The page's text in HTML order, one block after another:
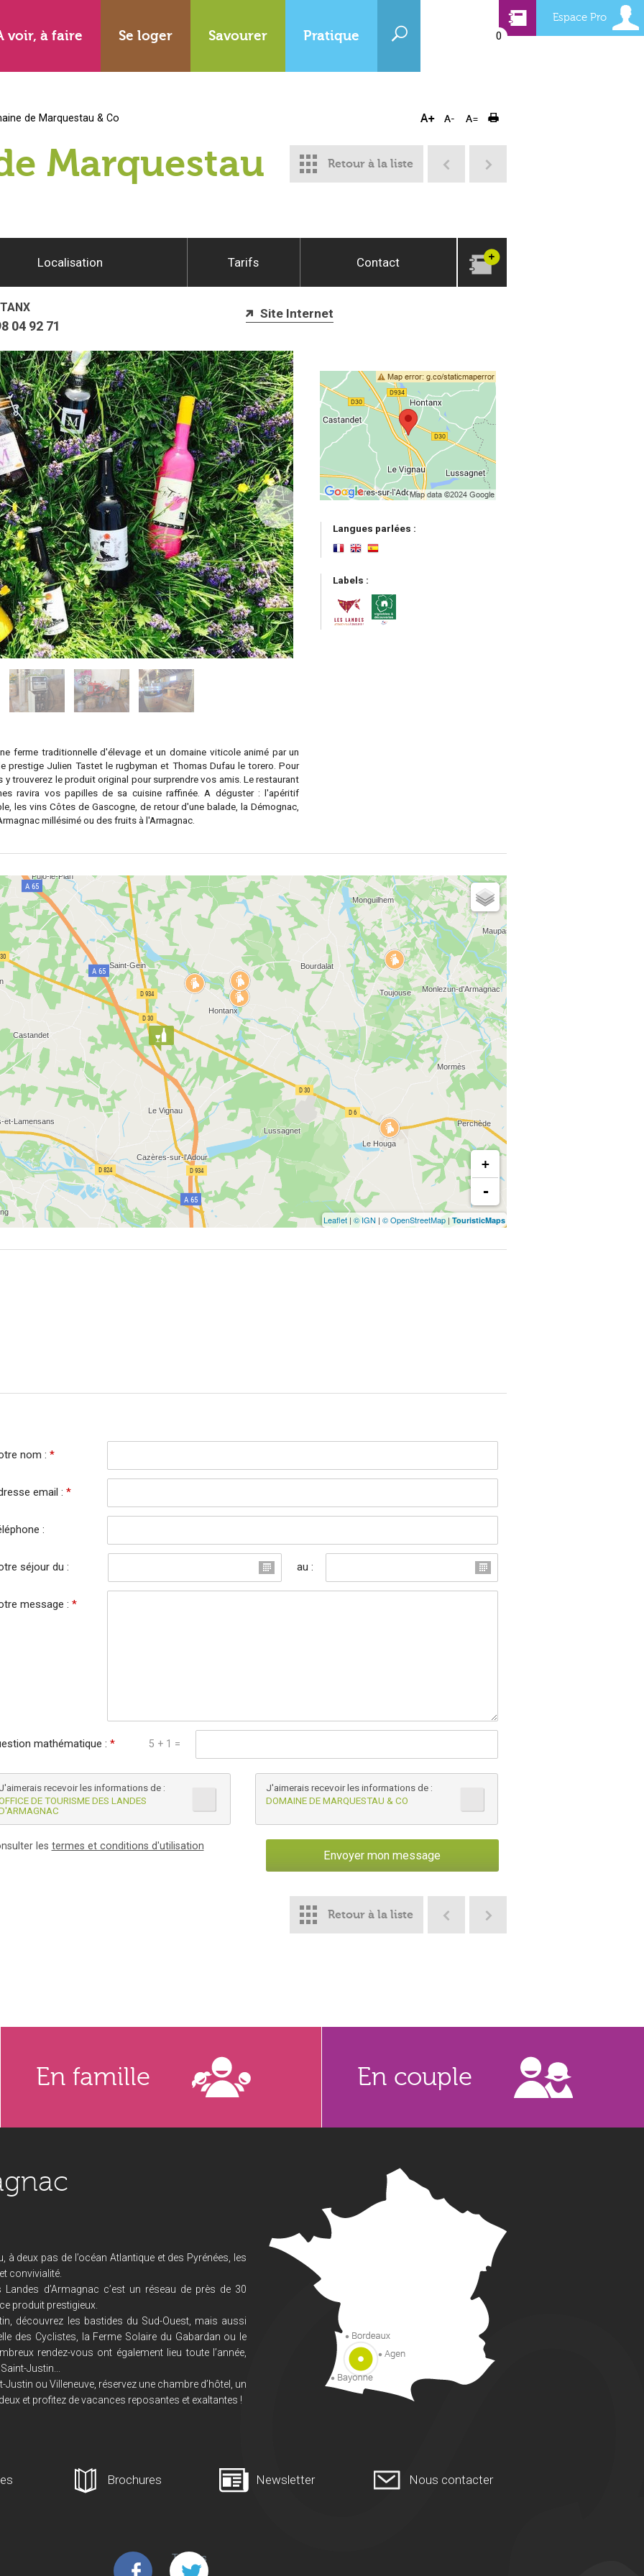
voir, à faire Se loger Savourer Pratique
Espace Pro
0
de Marquestau & Co
Retour à la liste
Marquestau
Localisation Tarifs Contact
04 92 71
Site Internet
Langues parlées :
Labels :
ferme traditionnelle d'élevage et un domaine viticole animé par un
prestige Julien Tastet le rugbyman et Thomas Dufau le torero. Pour
trouverez le produit original pour surprendre vos amis. Le restaurant
ravira vos papilles de sa cuisine raffinée. A déguster : l'apéritif
les vins Côtes de Gascogne, de retour d'une balade, la Démognac,
millésimé ou des fruits à l'Armagnac.
+
-
Leaflet | © IGN | © OpenStreetMap | TouristicMaps
nom :*
email :*
:
séjour du : au :
message :*
mathématique : * 5 + 1 =
recevoir les informations de :
DE TOURISME DES LANDES
J'aimerais recevoir les informations de :
DOMAINE DE MARQUESTAU & CO
les termes et conditions d'utilisation
Retour à la liste
En famille En couple
à deux pas de l’océan Atlantique et des Pyrénées, les
convivialité.
d’Armagnac c’est un réseau de près de 30
produit prestigieux.
découvrez les bastides du Sud-Ouest, mais aussi
des Cyclistes, la Ferme Solaire du Gabardan ou le
rendez-vous ont également lieu toute l’année,
Justin...
ou Villeneuve, réservez une chambre d’hôtel, un
et profitez de vacances reposantes et exaltantes !
Brochures Newsletter Nous contacter
Tweets
de